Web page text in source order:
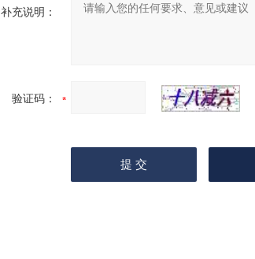
补充说明：
验证码：